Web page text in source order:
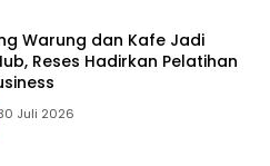
Warung dan Kafe Jadi
Reses Hadirkan Pelatihan
Juli 2026